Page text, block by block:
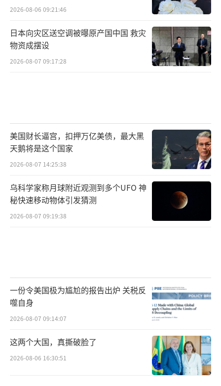
2026-08-06 09:21:46
日本向灾区送空调被曝原产国中国 救灾
物资成摆设
2026-08-07 09:17:28
美国财长逼宫，扣押万亿美债，最大黑
天鹅将是这个国家
2026-08-07 14:25:38
乌科学家称月球附近观测到多个UFO 神
秘快速移动物体引发猜测
2026-08-07 09:19:38
一份令美国极为尴尬的报告出炉 关税反
噬自身
2026-08-07 09:14:07
这两个大国，真撕破脸了
2026-08-06 16:30:51